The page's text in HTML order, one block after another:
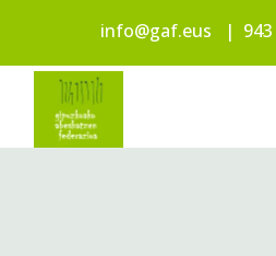
info@gaf.eus |